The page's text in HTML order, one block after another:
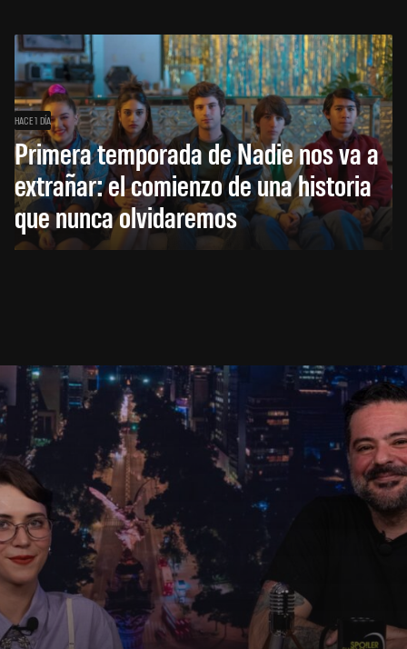
HACE 1 DÍA
Primera temporada de Nadie nos va a
extrañar: el comienzo de una historia
que nunca olvidaremos